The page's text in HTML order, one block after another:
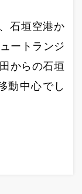
石垣空港か
ートランジ
からの石垣
動中心でし